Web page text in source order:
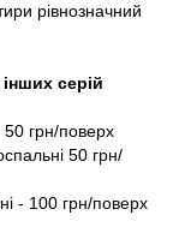
рівнозначний
серій
грн/поверх
50 грн/
- 100 грн/поверх